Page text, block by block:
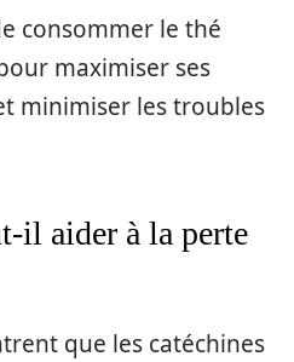
consommer le thé
maximiser ses
minimiser les troubles
il aider à la perte
que les catéchines